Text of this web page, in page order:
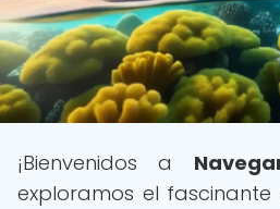
¡Bienvenidos a
exploramos el